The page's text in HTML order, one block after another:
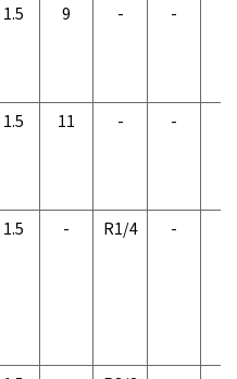
1.5 9 - -
1.5 11 - -
1.5 - R1/4 -